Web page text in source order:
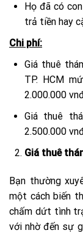
Họ đã có
trả tiền hay
Chi phí:
Giá thuê
TP. HCM
2.000.000
Giá thuê
2.500.000
Giá thuê
Bạn thường
một cách biến
chấm dứt tình
với nhờ đến sự